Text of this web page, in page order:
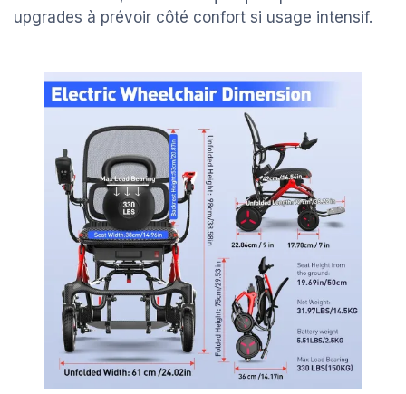
upgrades à prévoir côté confort si usage intensif.